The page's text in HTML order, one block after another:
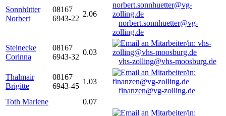
Sonnhütter
Norbert
08167
6943-22
2.06
norbert.sonnhuetter@vg-
zolling.de
Steinecke
Corinna
08167
6943-32
0.03
vhs-zolling@vhs-moosburg.de
Thalmair
Brigitte
08167
6943-45
1.03
finanzen@vg-zolling.de
Toth Marlene
0.07